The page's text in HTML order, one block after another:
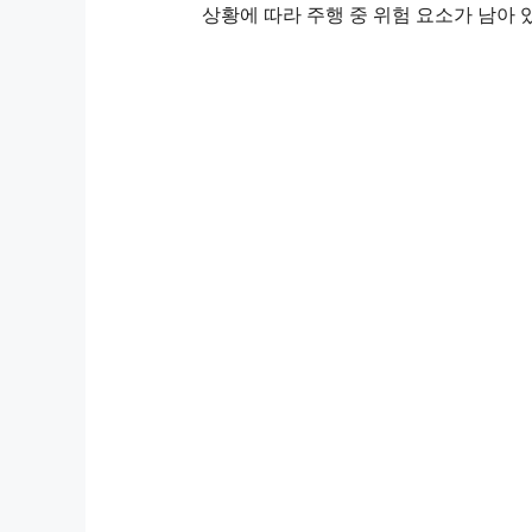
상황에 따라 주행 중 위험 요소가 남아